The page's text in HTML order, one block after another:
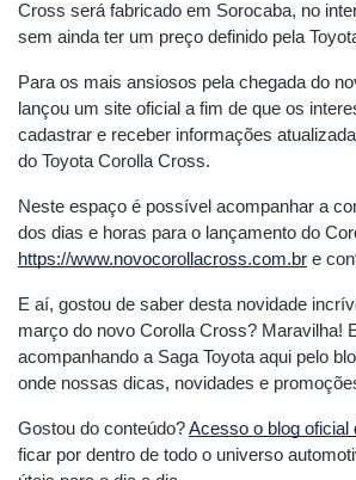
Cross será fabricado em Sorocaba, no
sem ainda ter um preço definido pela
Para os mais ansiosos pela chegada do
lançou um site oficial a fim de que os
cadastrar e receber informações
do Toyota Corolla Cross.
Neste espaço é possível acompanhar a
dos dias e horas para o lançamento do
https://www.novocorollacross.com.br e
E aí, gostou de saber desta novidade
março do novo Corolla Cross? Maravilha!
acompanhando a Saga Toyota aqui pelo
onde nossas dicas, novidades e
Gostou do conteúdo?Acesso o blog oficial
ficar por dentro de todo o universo